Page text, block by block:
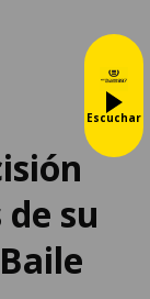
su
Escuchar